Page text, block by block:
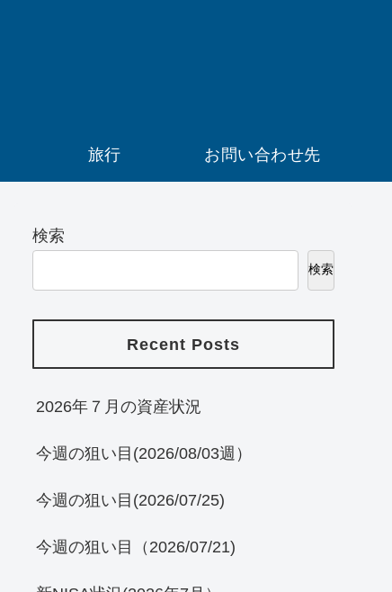
旅行 お問い合わせ先
検索
検索
Recent Posts
2026年７月の資産状況
今週の狙い目(2026/08/03週）
今週の狙い目(2026/07/25)
今週の狙い目（2026/07/21)